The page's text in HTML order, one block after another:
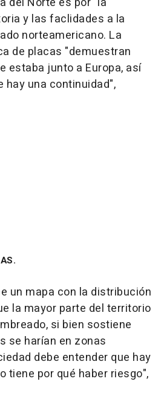
y las faclidades a la
norteamericano. La
de placas "demuestran
estaba junto a Europa, así
hay una continuidad",
un mapa con la distribución
la mayor parte del territorio
si bien sostiene
se harían en zonas
debe entender que hay
tiene por qué haber riesgo",